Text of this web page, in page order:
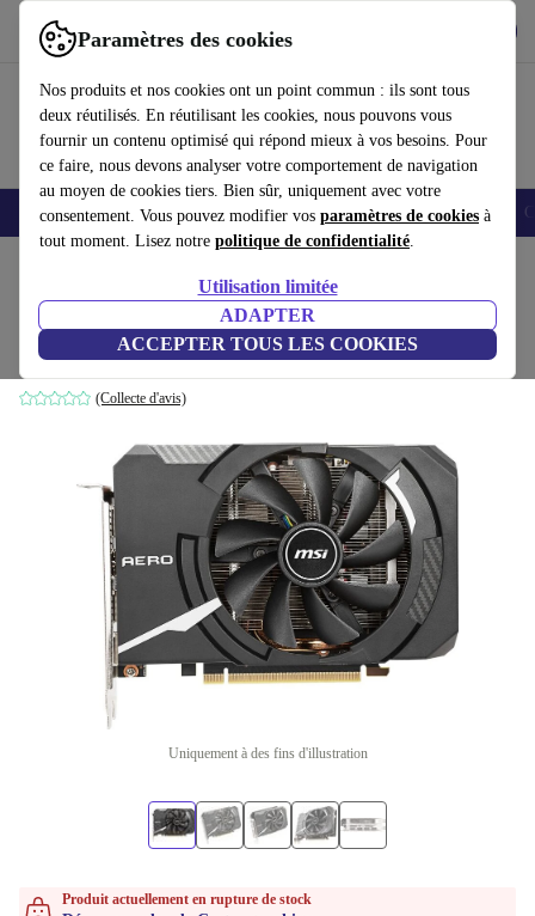
Paramètres des cookies
Nos produits et nos cookies ont un point commun : ils sont tous
deux réutilisés. En réutilisant les cookies, nous pouvons vous
fournir un contenu optimisé qui répond mieux à vos besoins. Pour
ce faire, nous devons analyser votre comportement de navigation
au moyen de cookies tiers. Bien sûr, uniquement avec votre
consentement. Vous pouvez modifier vos paramètres de cookies à
tout moment. Lisez notre politique de confidentialité.
Utilisation limitée
ADAPTER
ACCEPTER TOUS LES COOKIES
Utilisez refurbed rapidement et facilement
Smartphones Laptops Tablettes Montres connectées Accessoires
MSI GeForce RTX 2060 Aero ITX 6G
6 GB GDDR6
(Collecte d'avis)
Uniquement à des fins d'illustration
Produit actuellement en rupture de stock